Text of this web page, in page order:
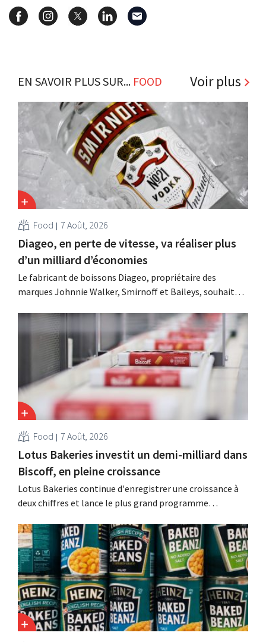
EN SAVOIR PLUS SUR... FOOD Voir plus
Food 7 Août, 2026
Diageo, en perte de vitesse, va réaliser plus
d’un milliard d’économies
Le fabricant de boissons Diageo, propriétaire des
marques Johnnie Walker, Smirnoff et Baileys, souhaite,
considérablement ses coûts tout en investissant dans la
croissance, notamment pour Guinness et les cocktails
prêts à boire.
Food 7 Août, 2026
Lotus Bakeries investit un demi-milliard dans
Biscoff, en pleine croissance
Lotus Bakeries continue d'enregistrer une croissance à
deux chiffres et lance le plus grand programme
capacité de production de Biscoff : « Nous devons saisir
cette opportunité ».